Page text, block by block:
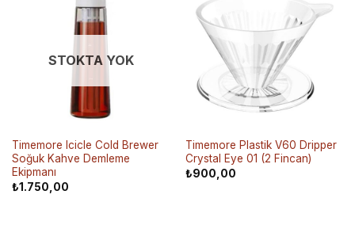
STOKTA YOK
Timemore Icicle Cold Brewer
Soğuk Kahve Demleme
Ekipmanı
₺1.750,00
Timemore Plastik V60 Dripper
Crystal Eye 01 (2 Fincan)
₺900,00